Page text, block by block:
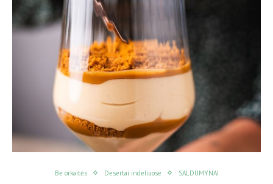
Be orkaitės Desertai indeliuose SALDUMYNAI